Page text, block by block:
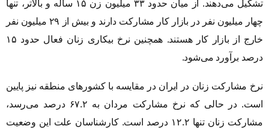
تشکیل می‌دهند. از میان حدود ۳۳ میلیون زن ۱۵ ساله و بالاتر، تنها
چهار میلیون نفر در بازار کار مشارکت دارند و بیش از ۲۹ میلیون نفر
خارج از بازار کار هستند. همچنین نرخ بیکاری زنان فعال حدود ۱۵
درصد برآورد می‌شود.
نرخ مشارکت زنان در ایران در مقایسه با کشورهای منطقه نیز پایین
است. در حالی که نرخ مشارکت مردان به ۶۷.۲ درصد می‌رسد،
مشارکت زنان تنها ۱۲.۲ درصد است. کارشناسان علت این وضعیت